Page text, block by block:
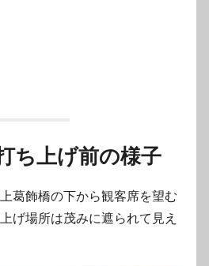
ち上げ前の様子
葛飾橋の下から観客席を望む
げ場所は茂みに遮られて見え